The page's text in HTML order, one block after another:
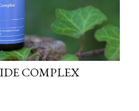
COMPLEX